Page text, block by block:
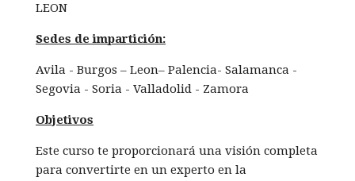
LEON
Sedes de impartición:
Avila - Burgos – Leon– Palencia- Salamanca -
Segovia - Soria - Valladolid - Zamora
Objetivos
Este curso te proporcionará una visión completa
para convertirte en un experto en la